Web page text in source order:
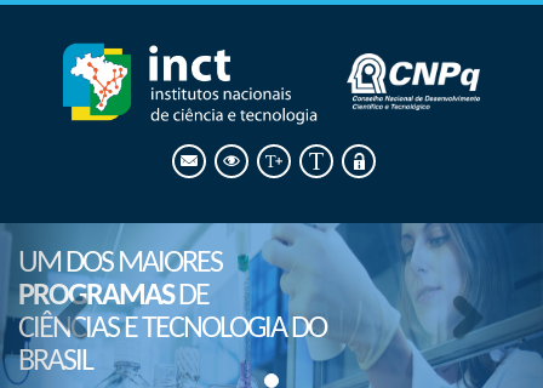
UM DOS MAIORES
PROGRAMASDE
CIÊNCIAS E TECNOLOGIA DO
BRASIL